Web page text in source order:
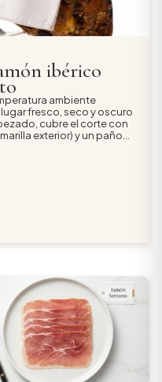
ibérico
ambiente
lugar fresco, seco y oscuro
cubre el corte con
exterior) y un paño
sobres al vacío sí van al
congelar el jamón